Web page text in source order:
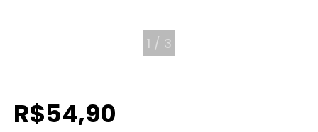
1 / 3
R$54,90